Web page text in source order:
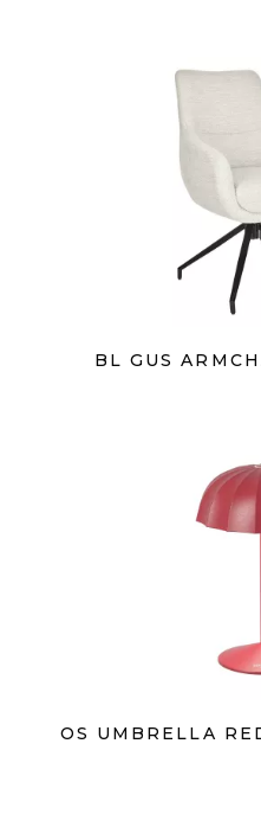
BL GUS
OS UMBRELLA